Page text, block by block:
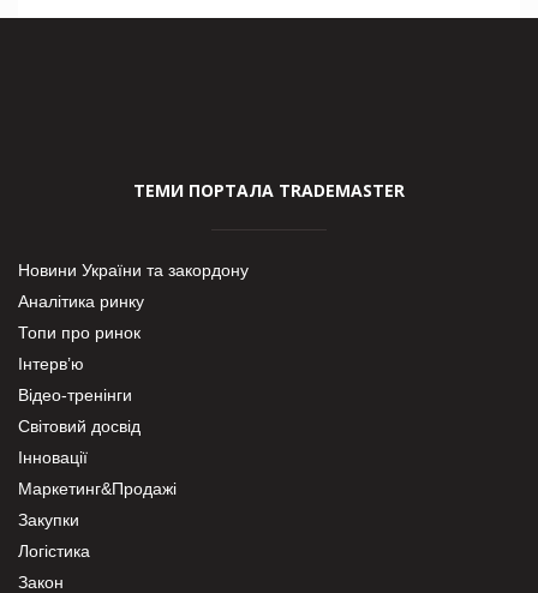
ТЕМИ ПОРТАЛА TRADEMASTER
Новини України та закордону
Аналітика ринку
Топи про ринок
Інтерв’ю
Відео-тренінги
Світовий досвід
Інновації
Маркетинг&Продажі
Закупки
Логістика
Закон